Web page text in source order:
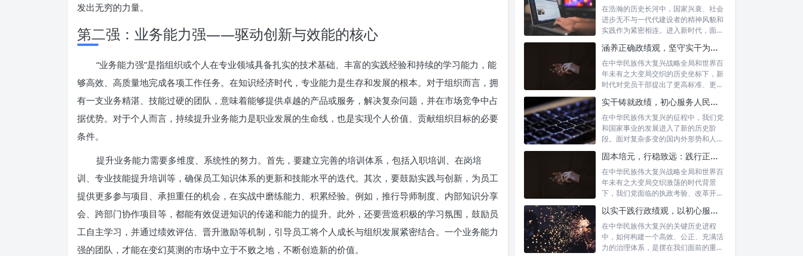
发出无穷的力量。
第二强：业务能力强——驱动创新与效能的核心
“业务能力强”是指组织或个人在专业领域具备扎实的技术基础、丰富的实践经验和持续的学习能力，能
够高效、高质量地完成各项工作任务。在知识经济时代，专业能力是生存和发展的根本。对于组织而言，拥
有一支业务精湛、技能过硬的团队，意味着能够提供卓越的产品或服务，解决复杂问题，并在市场竞争中占
据优势。对于个人而言，持续提升业务能力是职业发展的生命线，也是实现个人价值、贡献组织目标的必要
条件。
提升业务能力需要多维度、系统性的努力。首先，要建立完善的培训体系，包括入职培训、在岗培
训、专业技能提升培训等，确保员工知识体系的更新和技能水平的迭代。其次，要鼓励实践与创新，为员工
提供更多参与项目、承担重任的机会，在实战中磨练能力、积累经验。例如，推行导师制度、内部知识分享
会、跨部门协作项目等，都能有效促进知识的传递和能力的提升。此外，还要营造积极的学习氛围，鼓励员
工自主学习，并通过绩效评估、晋升激励等机制，引导员工将个人成长与组织发展紧密结合。一个业务能力
强的团队，才能在变幻莫测的市场中立于不败之地，不断创造新的价值。
在浩瀚的历史长河中，国家兴衰、社会
进步无不与一代代建设者的精神风貌和
实践作为紧密相连。进入新时代，面对
涵养正确政绩观，坚守实干为民情怀：新时代党员干部的责任与担当
在中华民族伟大复兴战略全局和世界百
年未有之大变局交织的历史坐标下，新
时代对党员干部提出了更高标准、更严
实干铸就政绩，初心服务人民：新时代干部担当作为的实践指南
在中华民族伟大复兴的征程中，我们党
和国家事业的发展进入了新的历史阶
段。面对复杂多变的国内外形势和人民
固本培元，行稳致远：践行正确政绩理念，永葆务实清廉作风的时代命题
在中华民族伟大复兴战略全局和世界百
年未有之大变局交织激荡的时代背景
下，我们党面临的执政考验、改革开放
以实干践行政绩观，以初心服务群众：新时代治理的灯塔与指南
在中华民族伟大复兴的关键历史进程
中，如何构建一个高效、公正、充满活
力的治理体系，是摆在我们面前的重要